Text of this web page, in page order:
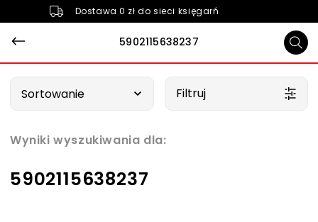
Dostawa 0 zł do sieci księgarń
5902115638237
Wyniki wyszukiwania dla:
5902115638237
Sortowanie Filtruj